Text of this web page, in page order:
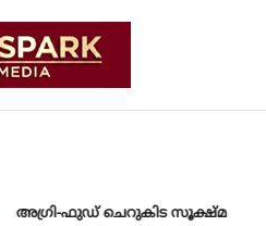
അഗ്രി-ഫുഡ് ചെറുകിട സൂക്ഷ്മ